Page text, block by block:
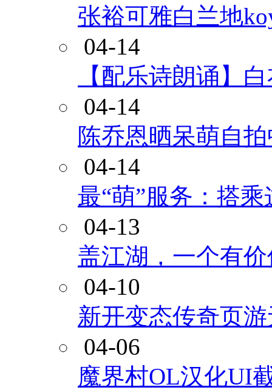
张裕可雅白兰地
04-14
【配乐诗朗诵】
04-14
陈乔恩晒呆萌自
04-14
最“萌”服务：搭
04-13
盖江湖，一个有
04-10
新开变态传奇页
04-06
魔界村OL汉化UI